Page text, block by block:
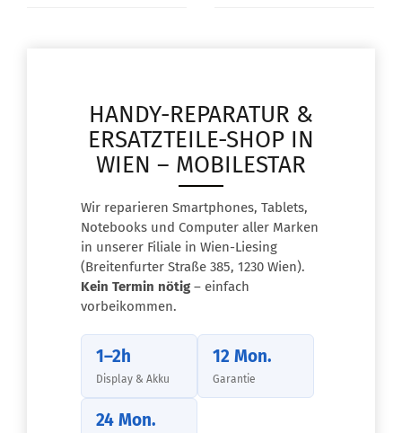
HANDY-REPARATUR &
ERSATZTEILE-SHOP IN
WIEN – MOBILESTAR
Wir reparieren Smartphones, Tablets,
Notebooks und Computer aller Marken
in unserer Filiale in Wien-Liesing
(Breitenfurter Straße 385, 1230 Wien).
Kein Termin nötig – einfach
vorbeikommen.
1–2h
Display & Akku
12 Mon.
Garantie
24 Mon.